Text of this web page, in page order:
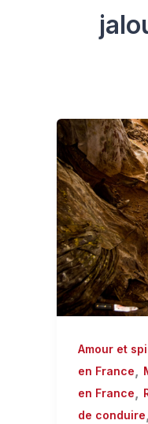
Amour et
en France,
en France,
de conduire,